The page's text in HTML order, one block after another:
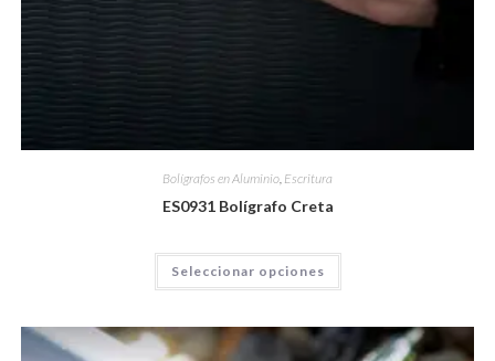
Bolígrafos en Aluminio, Escritura
ES0931 Bolígrafo Creta
Seleccionar opciones